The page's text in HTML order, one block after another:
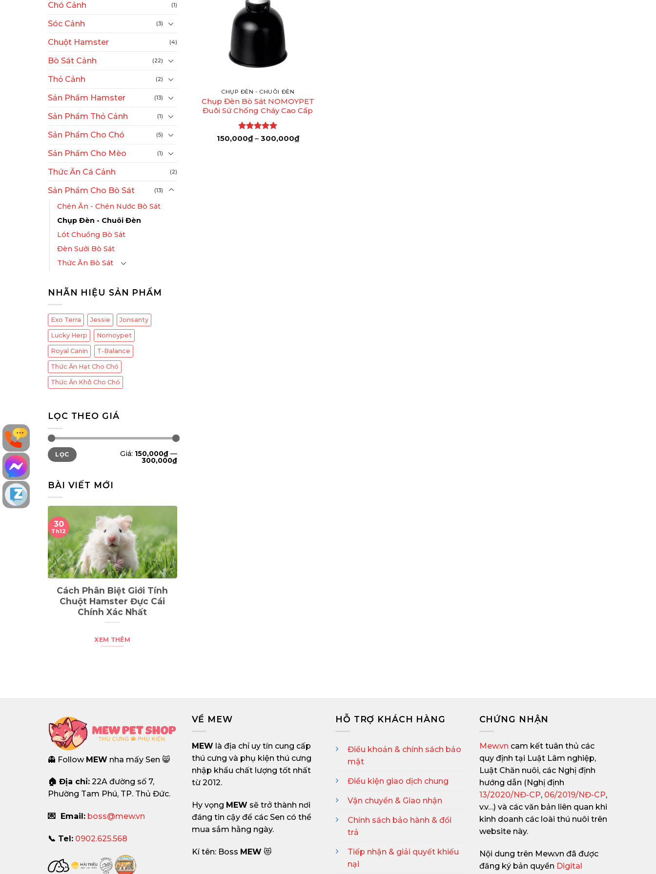
Chó Cảnh (1)
Sóc Cảnh (3)
Chuột Hamster (4)
Bò Sát Cảnh (22)
Thỏ Cảnh (2)
Sản Phẩm Hamster (13)
Sản Phẩm Thỏ Cảnh (1)
Sản Phẩm Cho Chó (5)
Sản Phẩm Cho Mèo (1)
Thức Ăn Cá Cảnh (2)
Sản Phẩm Cho Bò Sát (13)
Chén Ăn - Chén Nước Bò Sát
Chụp Đèn - Chuôi Đèn
Lót Chuồng Bò Sát
Đèn Sưởi Bò Sát
Thức Ăn Bò Sát
NHÃN HIỆU SẢN PHẨM
Exo Terra Jessie Jonsanty
Lucky Herp Nomoypet
Royal Canin T-Balance
Thức Ăn Hạt Cho Chó
Thức Ăn Khô Cho Chó
LỌC THEO GIÁ
Giá
tối
thiểu
Giá
tối
đa
LỌC Giá: 150,000₫—
300,000₫
BÀI VIẾT MỚI
Biệt Giới Tính
Đực Cái
TOP 10 Dòng Sóc Bay Úc
Đẹp Nhất Trên Thế Giới
19
Th11
CHỤP ĐÈN - CHUÔI ĐÈN
Chụp Đèn Bò Sát NOMOYPET
Đuôi Sứ Chống Cháy Cao Cấp
Được xếp
150,000₫ – 300,000₫Khoảng
giá:
👻 Follow MEW nha mấy Sen 😸
🏠 Địa chỉ: 22A đường số 7,
Phường Tam Phú, TP. Thủ Đức.
💌 Email: boss@mew.vn
📞 Tel: 0902.625.568
VỀ MEW
MEW là địa chỉ uy tín cung cấp
thú cưng và phụ kiện thú cưng
nhập khẩu chất lượng tốt nhất
từ 2012.
Hy vọng MEW sẽ trở thành nơi
đáng tin cậy để các Sen có thể
mua sắm hằng ngày.
Kí tên: Boss MEW 😻
HỖ TRỢ KHÁCH HÀNG
Điều khoản & chính sách bảo
mật
Điều kiện giao dịch chung
Vận chuyển & Giao nhận
Chính sách bảo hành & đổi
trả
Tiếp nhận & giải quyết khiếu
nại
CHỨNG NHẬN
Mew.vn cam kết tuân thủ các
quy định tại Luật Lâm nghiệp,
Luật Chăn nuôi, các Nghị định
hướng dẫn (Nghị định
13/2020/NĐ-CP, 06/2019/NĐ-CP,
v.v…) và các văn bản liên quan khi
kinh doanh các loài thú nuôi trên
website này.
Nội dung trên Mew.vn đã được
đăng ký bản quyền Digital